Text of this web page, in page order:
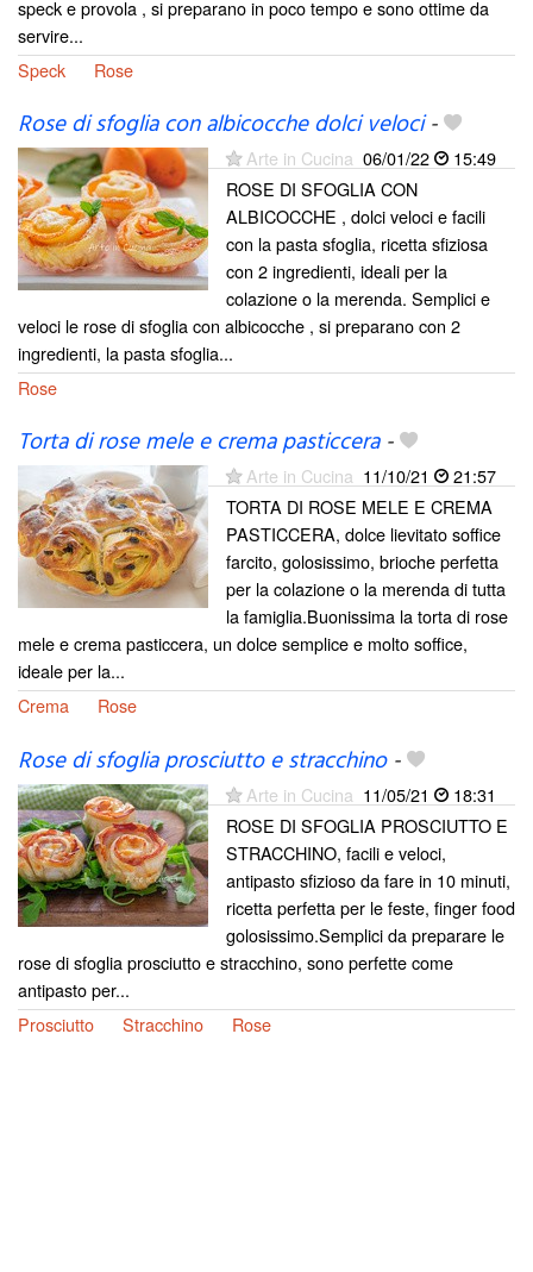
speck e provola , si preparano in poco tempo e sono ottime da
servire...
Speck
Rose
Rose di sfoglia con albicocche dolci veloci-
Arte in Cucina 06/01/22
15:49
ROSE DI SFOGLIA CON
ALBICOCCHE , dolci veloci e facili
con la pasta sfoglia, ricetta sfiziosa
con 2 ingredienti, ideali per la
colazione o la merenda. Semplici e
veloci le rose di sfoglia con albicocche , si preparano con 2
ingredienti, la pasta sfoglia...
Rose
Torta di rose mele e crema pasticcera-
Arte in Cucina 11/10/21
21:57
TORTA DI ROSE MELE E CREMA
PASTICCERA, dolce lievitato soffice
farcito, golosissimo, brioche perfetta
per la colazione o la merenda di tutta
la famiglia.Buonissima la torta di rose
mele e crema pasticcera, un dolce semplice e molto soffice,
ideale per la...
Crema
Rose
Rose di sfoglia prosciutto e stracchino-
Arte in Cucina 11/05/21
18:31
ROSE DI SFOGLIA PROSCIUTTO E
STRACCHINO, facili e veloci,
antipasto sfizioso da fare in 10 minuti,
ricetta perfetta per le feste, finger food
golosissimo.Semplici da preparare le
rose di sfoglia prosciutto e stracchino, sono perfette come
antipasto per...
Prosciutto
Stracchino Rose